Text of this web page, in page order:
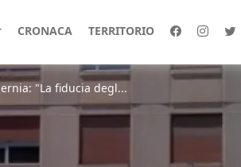
CRONACA TERRITORIO
"La fiducia degl...